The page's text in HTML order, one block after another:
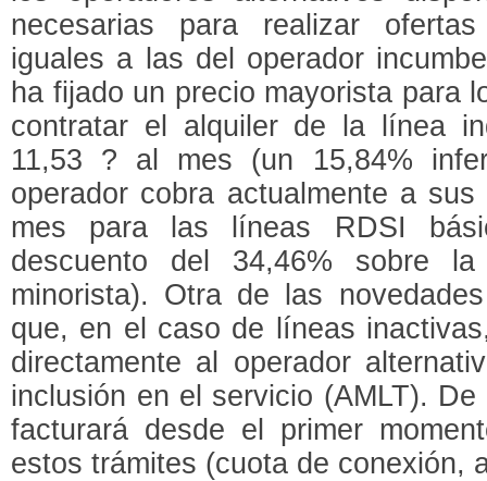
necesarias para realizar
iguales a las del operador
ha fijado un precio mayorista para
contratar el alquiler de la línea
11,53 ? al mes (un 15,84%
operador cobra actualmente a
mes para las líneas RDSI
descuento del 34,46% sobre
minorista). Otra de las
que, en el caso de líneas
directamente al operador
inclusión en el servicio (AMLT).
facturará desde el primer
estos trámites (cuota de conexión,